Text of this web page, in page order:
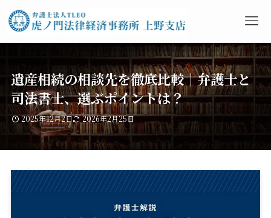
遺産相続の相談先を徹底比較｜弁護士と
司法書士、選ぶポイントは？
2025年12月2日 2026年2月25日